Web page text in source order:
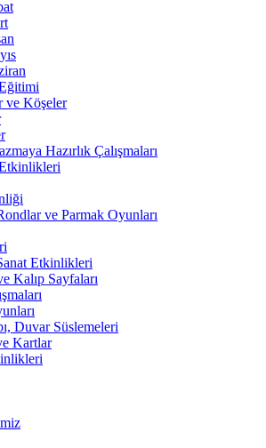
ve Köşeler
Hazırlık Çalışmaları
ve Parmak Oyunları
Etkinlikleri
Kalıp Sayfaları
Duvar Süslemeleri
Kartlar